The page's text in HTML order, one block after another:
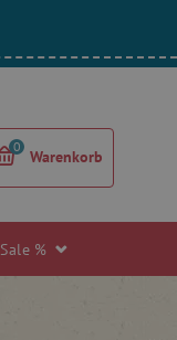
0
Warenkorb
Sale %